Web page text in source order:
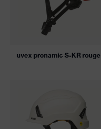
uvex pronamic S-KR rouge